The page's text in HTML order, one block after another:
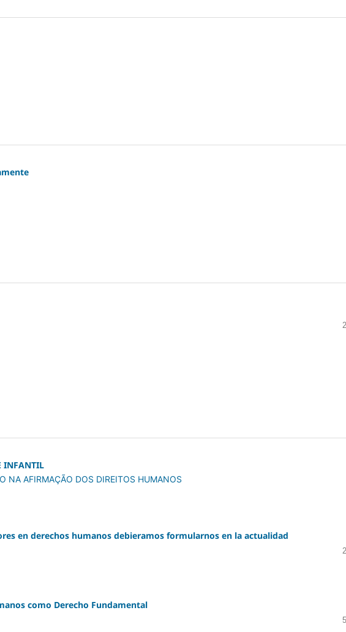
INFANTIL
NA AFIRMAÇÃO DOS DIREITOS HUMANOS
en derechos humanos debieramos formularnos en la actualidad
como Derecho Fundamental